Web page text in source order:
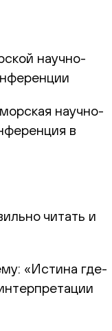
научно-
научно-
в
читать и
«Истина где-